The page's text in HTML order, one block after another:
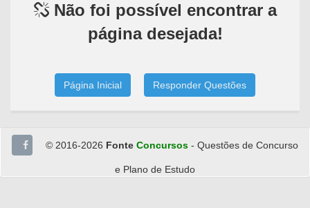
Não foi possível encontrar a
página desejada!
Página Inicial Responder Questões
© 2016-2026 Fonte Concursos - Questões de Concurso
e Plano de Estudo